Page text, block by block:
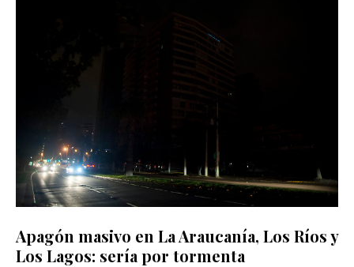
Apagón masivo en La Araucanía, Los Ríos y
Los Lagos: sería por tormenta